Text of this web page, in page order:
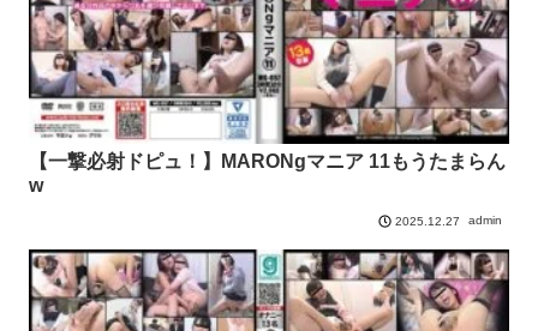
【一撃必射ドピュ！】MARONgマニア 11もうたまらん
w
2025.12.27 admin